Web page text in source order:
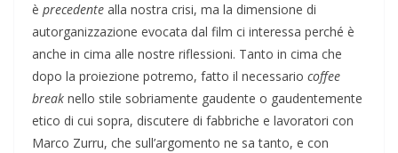
è precedente alla nostra crisi, ma la dimensione di
autorganizzazione evocata dal film ci interessa perché è
anche in cima alle nostre riflessioni. Tanto in cima che
dopo la proiezione potremo, fatto il necessario coffee
break nello stile sobriamente gaudente o gaudentemente
etico di cui sopra, discutere di fabbriche e lavoratori con
Marco Zurru, che sull’argomento ne sa tanto, e con